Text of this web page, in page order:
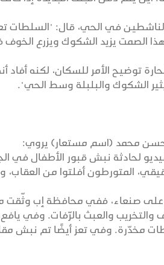
في الحي، قال: "السلطات
هذا الصمت يزيد الشكوك ويزرع
توضيح الأمر للسكان، لكنه أفاد
الشكوك والبلبلة وسط الحي".
حسن محمد (اسم مستعار) يروي:
لحادثة نبش قبور الأطفال في
المتورطون أفلتوا من العقاب،
على صنعاء، ففي محافظة إب وثّقت
والتخريب والعبث بالرّفات. وفي
مخدّرة. وفي تعز أيضًا تم نبش